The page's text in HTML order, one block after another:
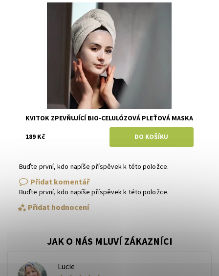
Dostupnost:
Skladem
Kvitok
KVITOK ZPEVŇUJÍCÍ BIO-CELULÓZOVÁ PLEŤOVÁ MASKA
189 Kč
Buďte první, kdo napíše příspěvek k této položce.
Přidat komentář
Buďte první, kdo napíše příspěvek k této položce.
Přidat hodnocení
Lucie